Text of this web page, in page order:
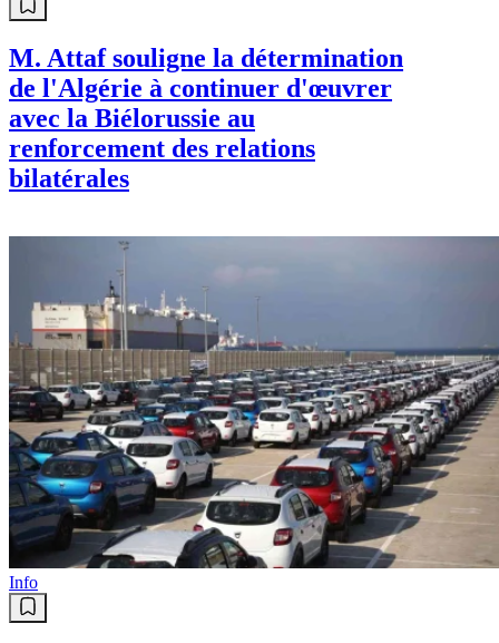
M. Attaf souligne la détermination
de l'Algérie à continuer d'œuvrer
avec la Biélorussie au
renforcement des relations
bilatérales
Info